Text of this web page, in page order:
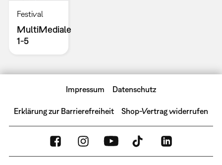
Festival
MultiMediale
1-5
Impressum Datenschutz
Erklärung zur Barrierefreiheit Shop-Vertrag widerrufen